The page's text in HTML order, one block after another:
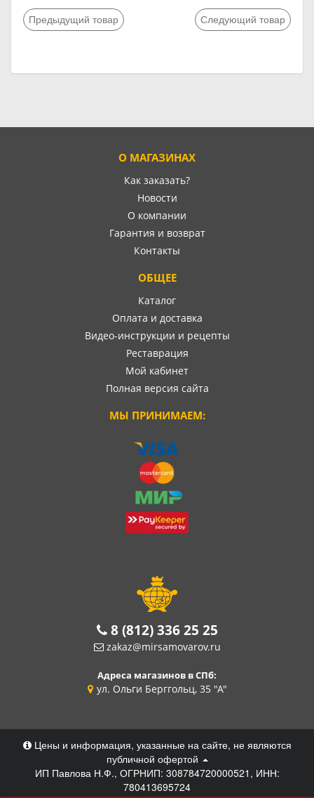
Предыдущий товар Следующий товар
О МАГАЗИНАХ
Как заказать?
Новости
О компании
Гарантия и возврат
Контакты
ОБЩЕЕ
Каталог
Оплата и доставка
Видео-инструкции и рецепты
Реставрация
Мой кабинет
Полная версия сайта
МЫ ПРИНИМАЕМ:
8 (812) 336 25 25
zakaz@mirsamovarov.ru
Адреса магазинов в СПб:
ул. Ольги Берггольц, 35 "А"
Цены и информация, указанные на сайте, не являются
публичной офертой
ИП Павлова Н.Ф., ОГРНИП: 308784720000521, ИНН:
780413695724